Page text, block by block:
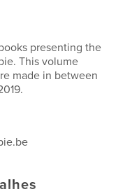
presenting the
This volume
made in between